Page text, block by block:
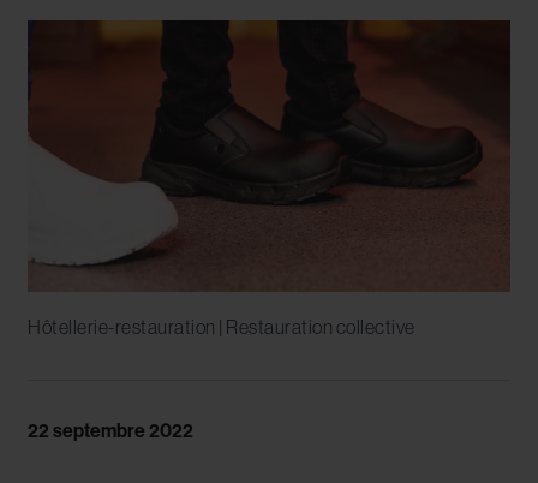
Hôtellerie-restauration | Restauration collective
22 septembre 2022